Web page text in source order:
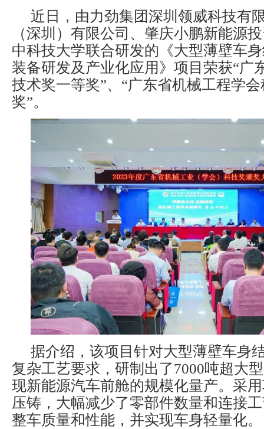
近日，由力劲集团深圳领威科技有
（深圳）有限公司、肇庆小鹏新能源
中科技大学联合研发的《大型薄壁车
装备研发及产业化应用》项目荣获“广
技术奖一等奖”、“广东省机械工程学
奖”。
据介绍，该项目针对大型薄壁车身
复杂工艺要求，研制出了7000吨超大
现新能源汽车前舱的规模化量产。采
压铸，大幅减少了零部件数量和连接
整车质量和性能，并实现车身轻量化。